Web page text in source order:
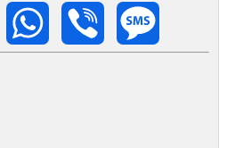
Facebook WhatsApp Viber